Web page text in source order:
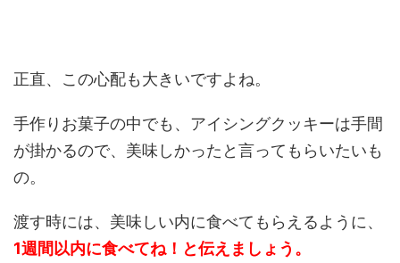
正直、この心配も大きいですよね。
手作りお菓子の中でも、アイシングクッキーは手間
が掛かるので、美味しかったと言ってもらいたいも
の。
渡す時には、美味しい内に食べてもらえるように、
1週間以内に食べてね！と伝えましょう。